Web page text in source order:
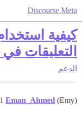
Discourse Meta
كيفية
التعليقات في discourse
الدعم
Eman_Ahmed (Emy)
1